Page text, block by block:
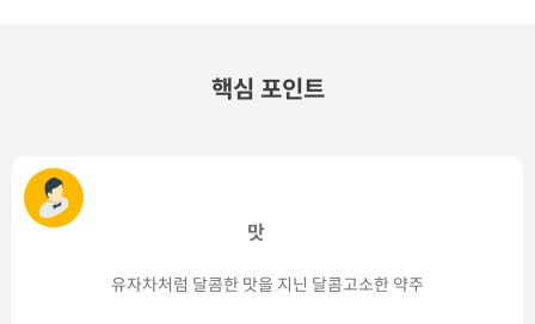
핵심 포인트
맛
유자차처럼 달콤한 맛을 지닌 달콤고소한 약주